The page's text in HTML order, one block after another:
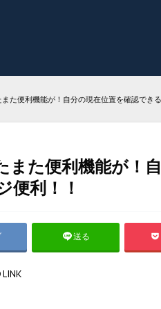
た便利機能が！自分の現在位置を確認でき
また便利機能が！
便利！！
送る
LINK